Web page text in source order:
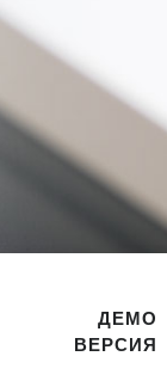
ДЕМО
ВЕРСИЯ